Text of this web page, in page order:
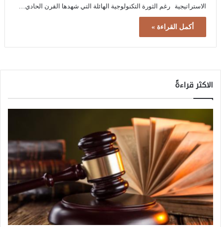
الاستراتيجية رغم الثورة التكنولوجية الهائلة التي شهدها القرن الحادي…
أكمل القراءة »
الاكثر قراءةً